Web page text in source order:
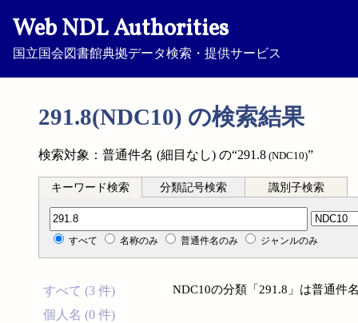
Web NDL Authorities
国立国会図書館典拠データ検索・提供サービス
291.8(NDC10) の検索結果
検索対象：普通件名 (細目なし) の“291.8 (NDC10)”
キーワード検索 分類記号検索 識別子検索
分類記号検索
すべて 名称のみ 普通件名のみ ジャンルのみ
すべて (3 件)
個人名 (0 件)
NDC10の分類「291.8」は普通件